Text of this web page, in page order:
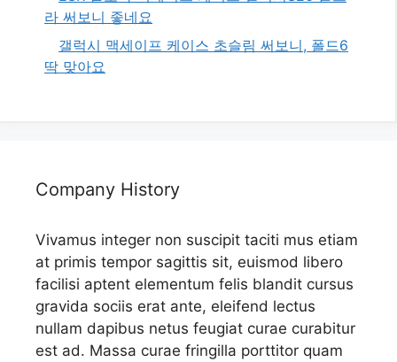
라 써보니 좋네요
갤럭시 맥세이프 케이스 초슬림 써보니, 폴드6
딱 맞아요
Company History
Vivamus integer non suscipit taciti mus etiam
at primis tempor sagittis sit, euismod libero
facilisi aptent elementum felis blandit cursus
gravida sociis erat ante, eleifend lectus
nullam dapibus netus feugiat curae curabitur
est ad. Massa curae fringilla porttitor quam